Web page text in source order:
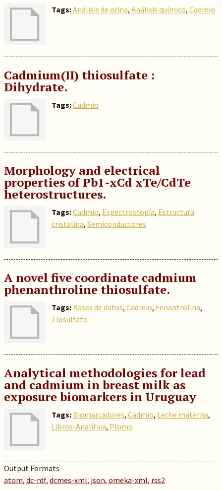
Tags:Análisis de orina, Análisis químico, Cadmio
Cadmium(II) thiosulfate :
Dihydrate.
Tags:Cadmio
Morphology and electrical
properties of Pb1-xCd xTe/CdTe
heterostructures.
Tags:Cadmio, Espectroscopía, Estructura
cristalina, Semiconductores
A novel five coordinate cadmium
phenanthroline thiosulfate.
Tags: Bases de datos, Cadmio, Fenantrolina,
Tiosulfato
Analytical methodologies for lead
and cadmium in breast milk as
exposure biomarkers in Uruguay
Tags: Biomarcadores, Cadmio, Leche materna,
Libros-Analítica, Plomo
Output Formats
atom, dc-rdf, dcmes-xml, json, omeka-xml, rss2